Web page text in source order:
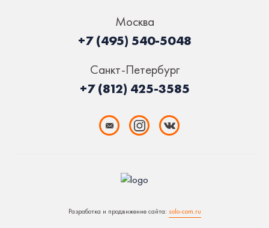
Москва
+7 (495) 540-5048
Санкт-Петербург
+7 (812) 425-3585
Разработка и продвижение сайта: solo-com.ru